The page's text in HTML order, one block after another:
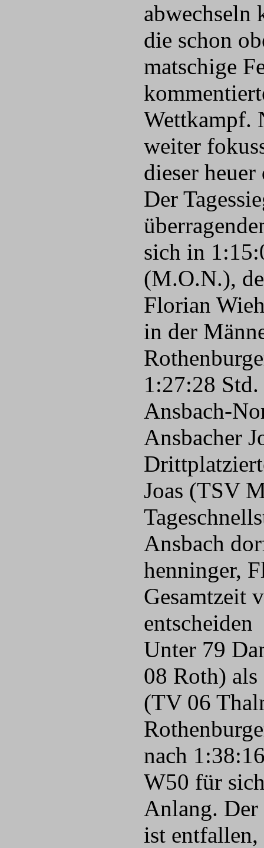
abwechseln
die schon
matschige
Wettkampf.
weiter
dieser
Der
sich in
(M.O.N.),
Florian
in der
1:27:28
Ansbach-
Ansbacher
Joas (TSV
Ansbach
henninger,
Gesamtzeit
entscheiden
Unter 79
08 Roth)
(TV 06
nach
W50 für
Anlang.
ist